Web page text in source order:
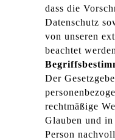
dass die
Datenschutz
von unseren
beachtet
Der
rechtmäßige
Glauben und
Person